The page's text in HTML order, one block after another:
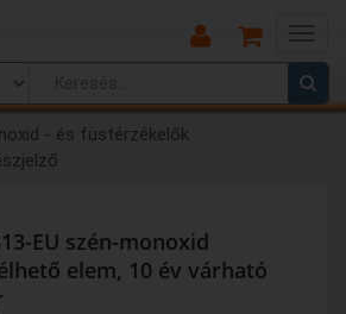
Main
Menu
- és füstérzékelők
EU szén-monoxid
elem, 10 év várható